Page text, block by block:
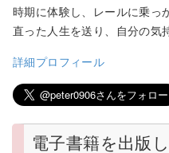
時期に体験し、レールに乗っ
直った人生を送り、自分の気
詳細プロフィール
電子書籍を出版